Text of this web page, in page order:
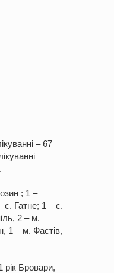
– 67
; 1 –
с. Гатне; 1 – с.
2 – м.
1 – м. Фастів,
Бровари,